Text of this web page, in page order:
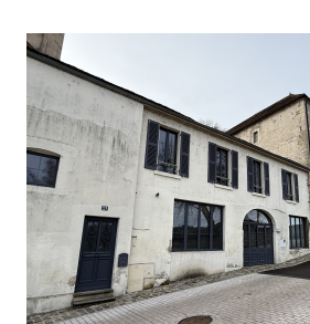
voir le bien